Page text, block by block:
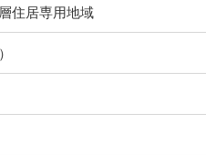
住居専用地域